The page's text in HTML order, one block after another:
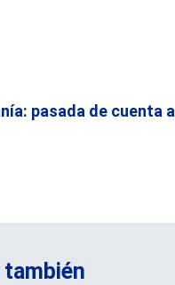
pasada de cuenta a
también